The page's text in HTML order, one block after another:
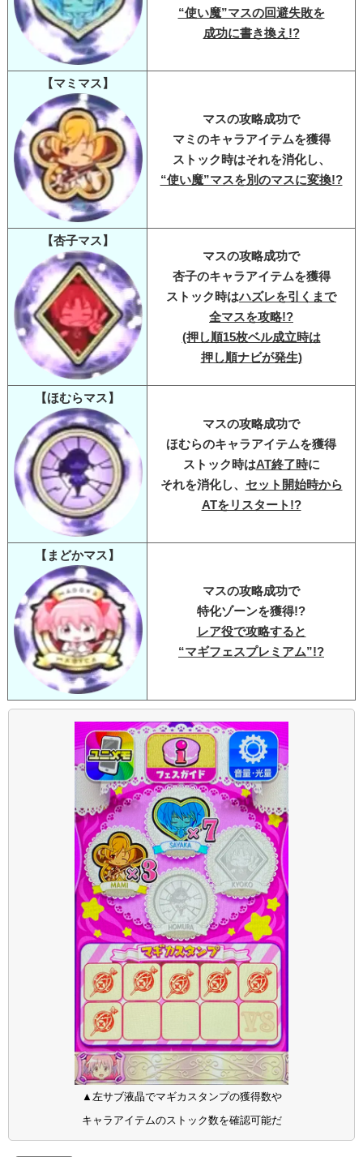
“使い魔”マスの回避失敗を
成功に書き換え!?
【マミマス】
マスの攻略成功で
マミのキャラアイテムを獲得
ストック時はそれを消化し、
“使い魔”マスを別のマスに変換!?
【杏子マス】
マスの攻略成功で
杏子のキャラアイテムを獲得
ストック時はハズレを引くまで
全マスを攻略!?
(押し順15枚ベル成立時は
押し順ナビが発生)
【ほむらマス】
マスの攻略成功で
ほむらのキャラアイテムを獲得
ストック時はAT終了時に
それを消化し、 セット開始時から
ATをリスタート!?
【まどかマス】
マスの攻略成功で
特化ゾーンを獲得!?
レア役で攻略すると
“マギフェスプレミアム”!?
▲左サブ液晶でマギカスタンプの獲得数や
キャラアイテムのストック数を確認可能だ